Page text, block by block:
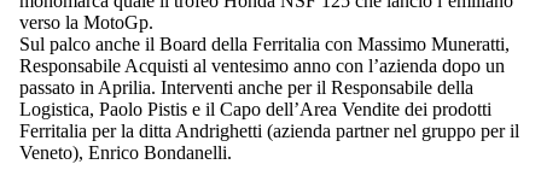
verso la MotoGp.
Sul palco anche il Board della Ferritalia con Massimo Muneratti,
Responsabile Acquisti al ventesimo anno con l’azienda dopo un
passato in Aprilia. Interventi anche per il Responsabile della
Logistica, Paolo Pistis e il Capo dell’Area Vendite dei prodotti
Ferritalia per la ditta Andrighetti (azienda partner nel gruppo per il
Veneto), Enrico Bondanelli.